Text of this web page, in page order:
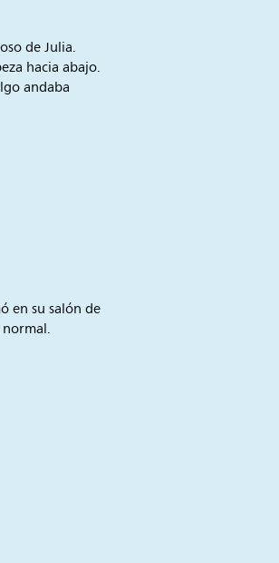
de Julia.
hacia abajo.
andaba
en su salón de